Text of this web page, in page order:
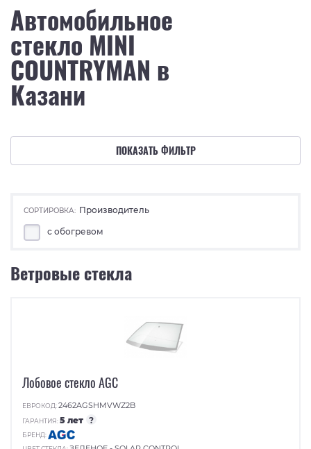
Автомобильное
стекло MINI
COUNTRYMAN в
Казани
ПОКАЗАТЬ ФИЛЬТР
СОРТИРОВКА: Производитель
с обогревом
Ветровые стекла
Лобовое стекло AGC
ЕВРОКОД:2462AGSHMVWZ2B
ГАРАНТИЯ:5 лет ?
БРЕНД: